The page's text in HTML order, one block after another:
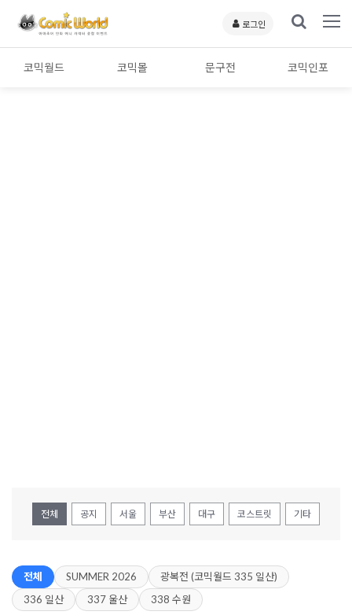
로그인
코믹월드 코믹몰 문구전 코믹인포
전체 공지 서울 부산 대구 코스트릿 기타
전체 SUMMER 2026
광복전 (코믹월드 335 일산)
336 일산
337 울산 338 수원